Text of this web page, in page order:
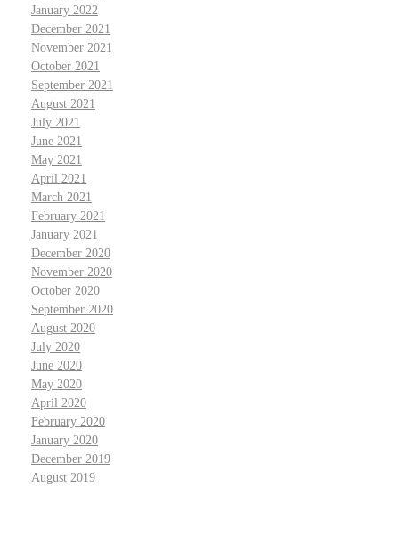
January 2022
December 2021
November 2021
October 2021
September 2021
August 2021
July 2021
June 2021
May 2021
April 2021
March 2021
February 2021
January 2021
December 2020
November 2020
October 2020
September 2020
August 2020
July 2020
June 2020
May 2020
April 2020
February 2020
January 2020
December 2019
August 2019